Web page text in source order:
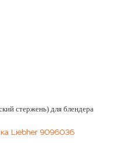
стержень) для блендера